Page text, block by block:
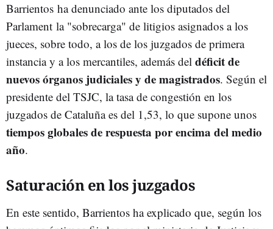
Barrientos ha denunciado ante los diputados del
Parlament la "sobrecarga" de litigios asignados a los
jueces, sobre todo, a los de los juzgados de primera
instancia y a los mercantiles, además del déficit de
nuevos órganos judiciales y de magistrados. Según el
presidente del TSJC, la tasa de congestión en los
juzgados de Cataluña es del 1,53, lo que supone unos
tiempos globales de respuesta por encima del medio
año.
Saturación en los juzgados
En este sentido, Barrientos ha explicado que, según los